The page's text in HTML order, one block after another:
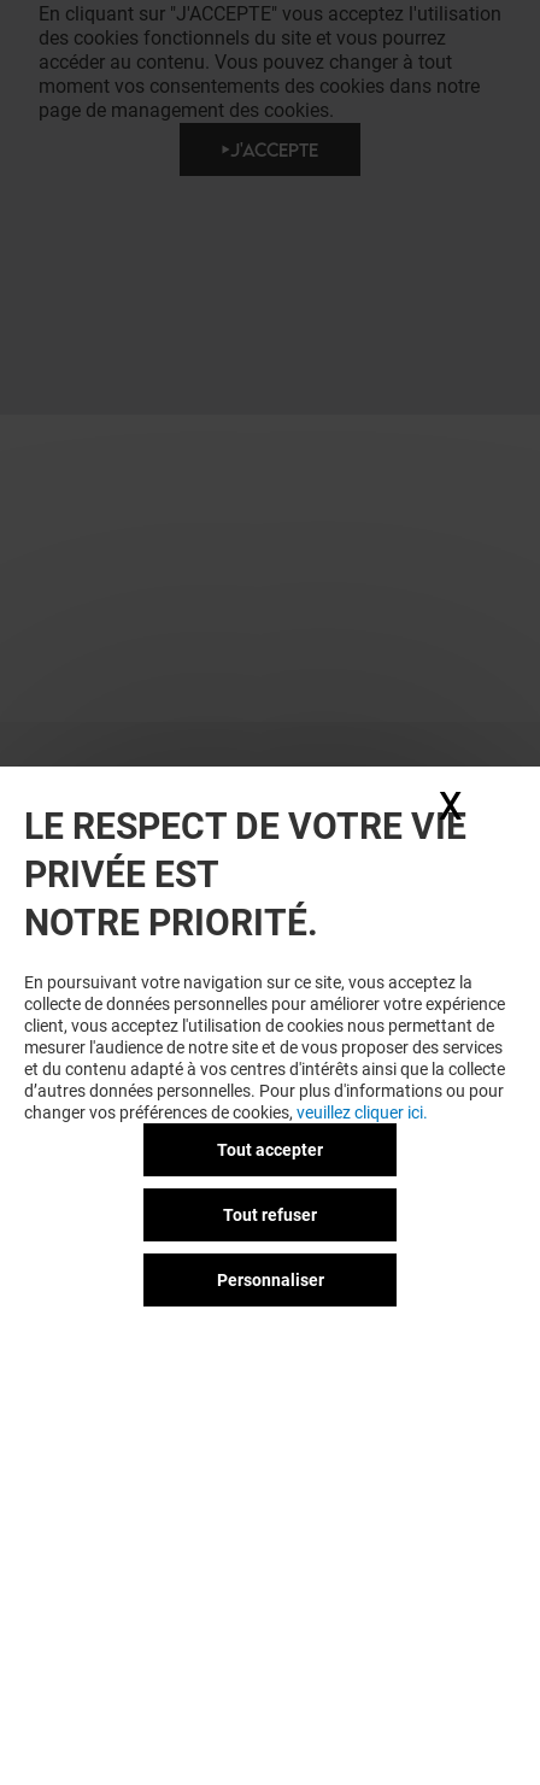
En cliquant sur "J'ACCEPTE" vous acceptez l'utilisation
des cookies fonctionnels du site et vous pourrez
accéder au contenu. Vous pouvez changer à tout
moment vos consentements des cookies dans notre
page de management des cookies.
J'ACCEPTE
VOUS EN VOULEZ PLUS ? VOUS
AIMEREZ PEUT-ÊTRE
LE RESPECT DE VOTRE VIE
PRIVÉE EST
NOTRE PRIORITÉ.
En poursuivant votre navigation sur ce site, vous acceptez la
collecte de données personnelles pour améliorer votre expérience
client, vous acceptez l'utilisation de cookies nous permettant de
mesurer l'audience de notre site et de vous proposer des services
et du contenu adapté à vos centres d'intérêts ainsi que la collecte
d’autres données personnelles. Pour plus d'informations ou pour
changer vos préférences de cookies, veuillez cliquer ici.
Tout accepter
Tout refuser
Personnaliser
X